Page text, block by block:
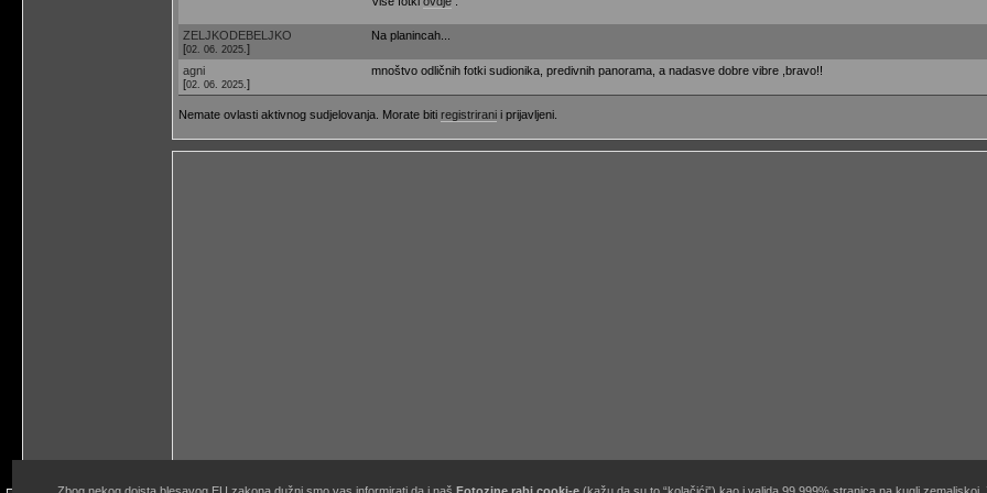
ZELJKODEBELJKO
[02. 06. 2025. ]
Na planincah...
agni
[02. 06. 2025. ]
mnoštvo odličnih fotki sudionika, predivnih panorama, a nadasve dobre vibre ,bravo!!
Nemate ovlasti aktivnog sudjelovanja. Morate biti registrirani i prijavljeni.